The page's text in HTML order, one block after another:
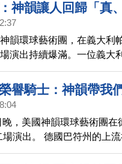
神韻讓人回歸「真
韻環球藝術團，在義大利
演出持續爆滿。一位義大
精神信息的勇氣令她感
譽騎士：神韻帶我
，美國神韻環球藝術團在
場演出。 德國巴符州的上
至極，神性內涵啟迪人生